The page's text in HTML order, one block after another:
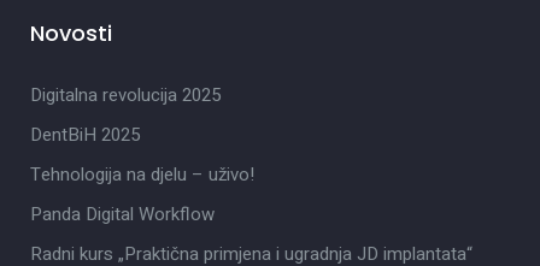
Novosti
Digitalna revolucija 2025
DentBiH 2025
Tehnologija na djelu – uživo!
Panda Digital Workflow
Radni kurs „Praktična primjena i ugradnja JD implantata“